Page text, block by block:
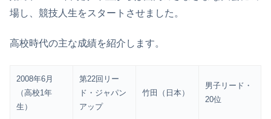
場し、競技人生をスタートさせました。
高校時代の主な成績を紹介します。
2008年6月
（高校1年
生）
第22回リー
ド・ジャパン
アップ
竹田（日本）
男子リード・
20位